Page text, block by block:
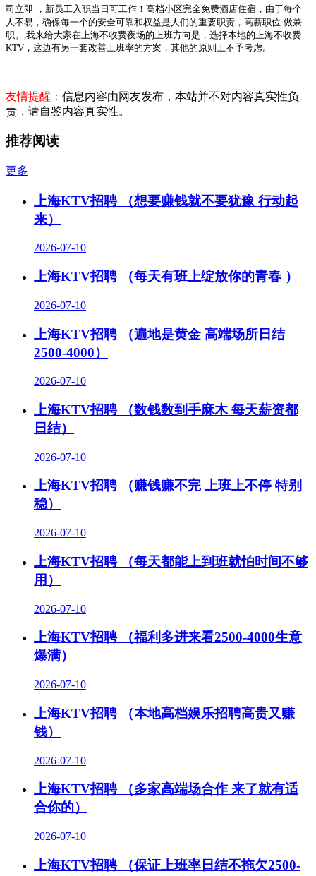
司立即
，新员工入职当日可工作！高档小区完全免费酒店住宿，由于每个
人不易，确保每一个的安全可靠和权益是人们的重要职责，高薪职位 做兼
职。
我来给大家在上海不收费夜场的上班方向是，选择本地的上海不收费
KTV ，这边有另一套改善上班率的方案，其他的原则上不予考虑。
友情提醒： 信息内容由网友发布，本站并不对内容真实性负
责，请自鉴内容真实性。
推荐阅读
更多
上海KTV招聘 （想要赚钱就不要犹豫 行动起
来）
2026-07-10
上海KTV招聘 （每天有班上绽放你的青春 ）
2026-07-10
上海KTV招聘 （遍地是黄金 高端场所日结
2500-4000）
2026-07-10
上海KTV招聘 （数钱数到手麻木 每天薪资都
日结）
2026-07-10
上海KTV招聘 （赚钱赚不完 上班上不停 特别
稳）
2026-07-10
上海KTV招聘 （每天都能上到班就怕时间不够
用）
2026-07-10
上海KTV招聘 （福利多进来看2500-4000生意
爆满）
2026-07-10
上海KTV招聘 （本地高档娱乐招聘高贵又赚
钱）
2026-07-10
上海KTV招聘 （多家高端场合作 来了就有适
合你的）
2026-07-10
上海KTV招聘 （保证上班率日结不拖欠2500-